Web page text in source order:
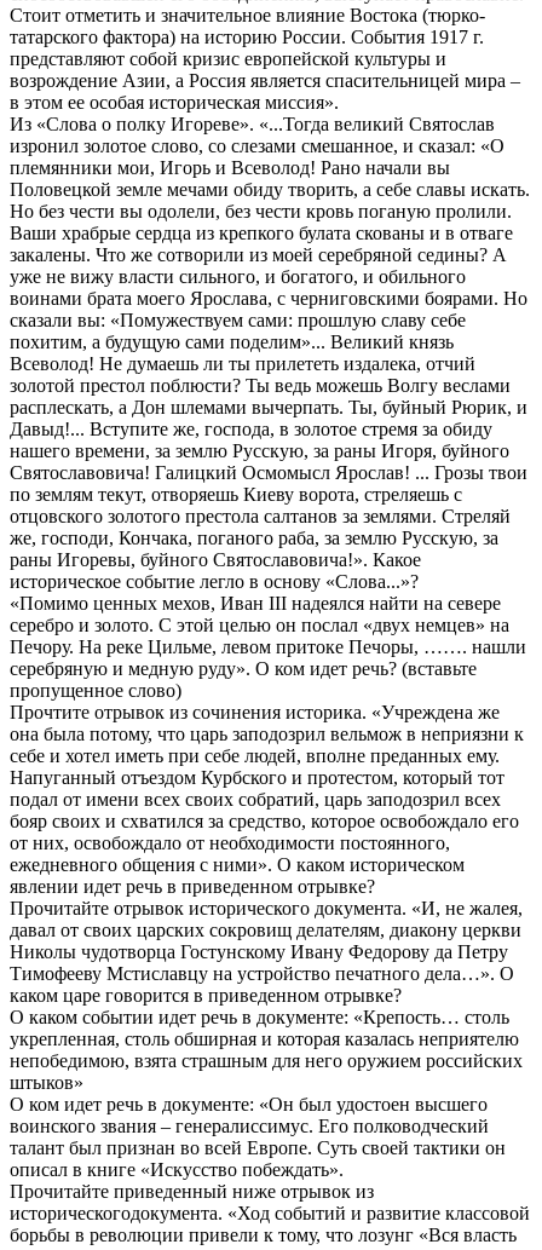
Стоит отметить и значительное влияние Востока (тюрко-
татарского фактора) на историю России. События 1917 г.
представляют собой кризис европейской культуры и
возрождение Азии, а Россия является спасительницей мира –
в этом ее особая историческая миссия».
Из «Слова о полку Игореве». «...Тогда великий Святослав
изронил золотое слово, со слезами смешанное, и сказал: «О
племянники мои, Игорь и Всеволод! Рано начали вы
Половецкой земле мечами обиду творить, а себе славы искать.
Но без чести вы одолели, без чести кровь поганую пролили.
Ваши храбрые сердца из крепкого булата скованы и в отваге
закалены. Что же сотворили из моей серебряной седины? А
уже не вижу власти сильного, и богатого, и обильного
воинами брата моего Ярослава, с черниговскими боярами. Но
сказали вы: «Помужествуем сами: прошлую славу себе
похитим, а будущую сами поделим»... Великий князь
Всеволод! Не думаешь ли ты прилететь издалека, отчий
золотой престол поблюсти? Ты ведь можешь Волгу веслами
расплескать, а Дон шлемами вычерпать. Ты, буйный Рюрик, и
Давыд!... Вступите же, господа, в золотое стремя за обиду
нашего времени, за землю Русскую, за раны Игоря, буйного
Святославовича! Галицкий Осмомысл Ярослав! ... Грозы твои
по землям текут, отворяешь Киеву ворота, стреляешь с
отцовского золотого престола салтанов за землями. Стреляй
же, господи, Кончака, поганого раба, за землю Русскую, за
раны Игоревы, буйного Святославовича!». Какое
историческое событие легло в основу «Слова...»?
«Помимо ценных мехов, Иван III надеялся найти на севере
серебро и золото. С этой целью он послал «двух немцев» на
Печору. На реке Цильме, левом притоке Печоры, ……. нашли
серебряную и медную руду». О ком идет речь? (вставьте
пропущенное слово)
Прочтите отрывок из сочинения историка. «Учреждена же
она была потому, что царь заподозрил вельмож в неприязни к
себе и хотел иметь при себе людей, вполне преданных ему.
Напуганный отъездом Курбского и протестом, который тот
подал от имени всех своих собратий, царь заподозрил всех
бояр своих и схватился за средство, которое освобождало его
от них, освобождало от необходимости постоянного,
ежедневного общения с ними». О каком историческом
явлении идет речь в приведенном отрывке?
Прочитайте отрывок исторического документа. «И, не жалея,
давал от своих царских сокровищ делателям, диакону церкви
Николы чудотворца Гостунскому Ивану Федорову да Петру
Тимофееву Мстиславцу на устройство печатного дела…». О
каком царе говорится в приведенном отрывке?
О каком событии идет речь в документе: «Крепость… столь
укрепленная, столь обширная и которая казалась неприятелю
непобедимою, взята страшным для него оружием российских
штыков»
О ком идет речь в документе: «Он был удостоен высшего
воинского звания – генералиссимус. Его полководческий
талант был признан во всей Европе. Суть своей тактики он
описал в книге «Искусство побеждать».
Прочитайте приведенный ниже отрывок из
историческогодокумента. «Ход событий и развитие классовой
борьбы в революции привели к тому, что лозунг «Вся власть